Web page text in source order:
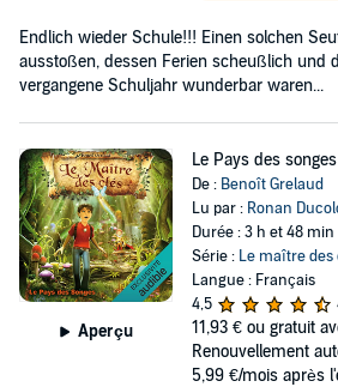
Endlich wieder Schule!!! Einen solchen
ausstoßen, dessen Ferien scheußlich und
vergangene Schuljahr wunderbar waren...
Aperçu
Le Pays des songes
De : Benoît Grelaud
Lu par : Ronan
Durée : 3 h et 48 min
Série : Le maître des
Langue : Français
4,5
11,93 € ou gratuit
Renouvellement
5,99 €/mois après